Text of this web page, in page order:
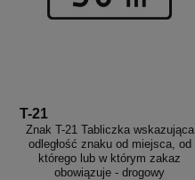
T-21
Znak T-21 Tabliczka wskazująca
odległość znaku od miejsca, od
którego lub w którym zakaz
obowiązuje - drogowy